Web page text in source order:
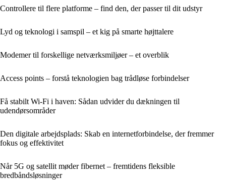
Controllere til flere platforme – find den, der passer til dit udstyr
Lyd og teknologi i samspil – et kig på smarte højttalere
Modemer til forskellige netværksmiljøer – et overblik
Access points – forstå teknologien bag trådløse forbindelser
Få stabilt Wi‑Fi i haven: Sådan udvider du dækningen til
udendørsområder
Den digitale arbejdsplads: Skab en internetforbindelse, der fremmer
fokus og effektivitet
Når 5G og satellit møder fibernet – fremtidens fleksible
bredbåndsløsninger